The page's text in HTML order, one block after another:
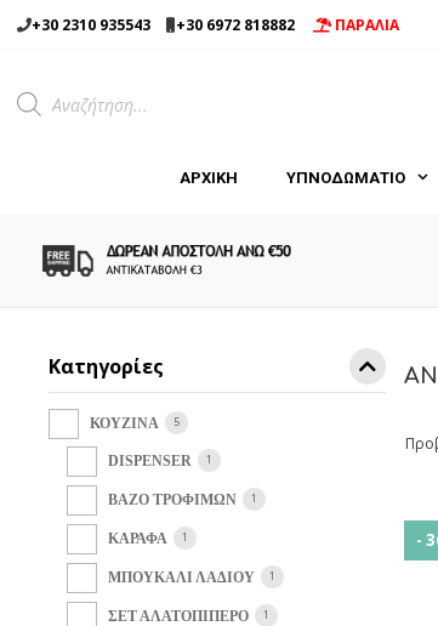
Μετάβαση
σε
+30 2310 935543 +30 6972 818882 ΠΑΡΑΛΙΑ
Products
search
ΑΡΧΙΚΉ ΥΠΝΟΔΩΜΑΤΙΟ
-
Κατηγορίες
ΚΟΥΖΙΝΑ 5
DISPENSER 1
ΒΑΖΟ ΤΡΟΦΙΜΩΝ 1
ΚΑΡΑΦΑ 1
ΜΠΟΥΚΑΛΙ ΛΑΔΙΟΥ 1
ΣΕΤ ΑΛΑΤΟΠΙΠΕΡΟ 1